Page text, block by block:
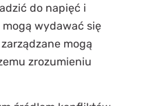
do napięć i
wydawać się
mogą
zrozumieniu